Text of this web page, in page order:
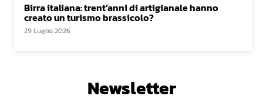
Birra italiana: trent’anni di artigianale hanno
creato un turismo brassicolo?
29 Luglio 2026
Newsletter